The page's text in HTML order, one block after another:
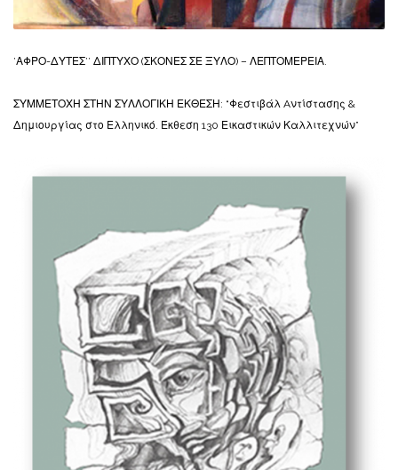
’ΑΦΡΟ-ΔΥΤΕΣ’’ ΔΙΠΤΥΧΟ (ΣΚΟΝΕΣ ΣΕ ΞΥΛΟ) – ΛΕΠΤΟΜΕΡΕΙΑ.
ΣΥΜΜΕΤΟΧΗ ΣΤΗΝ ΣΥΛΛΟΓΙΚΗ ΕΚΘΕΣΗ: “Φεστιβάλ Aντίστασης &
Δημιουργίας στο Ελληνικό. Έκθεση 130 Εικαστικών Καλλιτεχνών”